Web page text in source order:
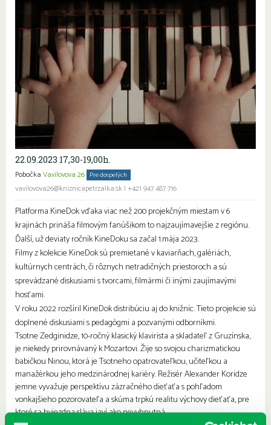
22.09.2023 17,30-19,00h.
Pobočka Vavilovova 26 Pre dospelých
vavilovova26@kniznicapetrzalka.sk | +421 947 487 716
Platforma KineDok vďaka viac než 200 projekčným miestam v 6
krajinách prináša filmovým fanúšikom to najzaujímavejšie z regiónu.
Ďalší, už deviaty ročník KineDoku sa začal 1.mája 2023.
Filmy z kolekcie KineDok sú premietané v kaviarňach, galériách,
kultúrnych centrách, či rôznych netradičných priestoroch a sú
sprevádzané diskusiami s tvorcami, filmármi či inými zaujímavými
hosťami.
V roku 2022 rozšíril KineDok distribúciu aj do knižníc. Tieto projekcie sú
doplnené diskusiami s pedagógmi a pozvanými odborníkmi.
Tsotne Zedginidze, 10-ročný klasický klavirista a skladateľ z Gruzínska,
je niekedy prirovnávaný k Mozartovi. Žije so svojou charizmatickou
babičkou Ninou, ktorá je Tsotneho opatrovateľkou, učiteľkou a
manažérkou jeho medzinárodnej kariéry. Režisér Alexander Koridze
jemne vyvažuje perspektívu zázračného dieťaťa s pohľadom
vonkajšieho pozorovateľa a skúma trpkú realitu výchovy dieťaťa, pre
ktoré sa hviezdna sláva javí ako nevyhnutná.